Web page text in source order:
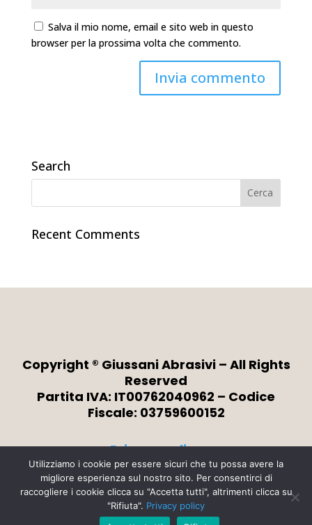
Salva il mio nome, email e sito web in questo
browser per la prossima volta che commento.
Search
Recent Comments
Copyright ® Giussani Abrasivi – All Rights
Reserved
Partita IVA: IT00762040962 – Codice
Fiscale: 03759600152
Privacy policy
Credits
Utilizziamo i cookie per essere sicuri che tu possa avere la
migliore esperienza sul nostro sito. Per consentirci di
raccogliere i cookie clicca su "Accetta tutti", altrimenti clicca su
"Rifiuta". Privacy policy